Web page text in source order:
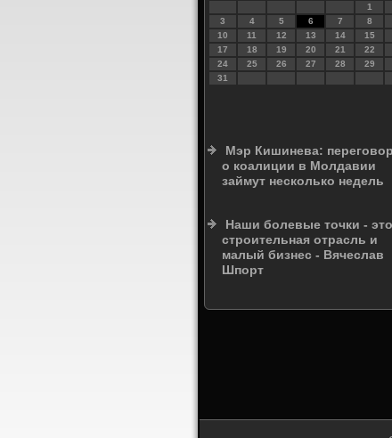
1
3
4 5 6 7 8
10
11 12 13 14 15
17
18 19 20 21 22
24
25 26 27 28 29
31
Мэр Кишинева:
о коалиции в Молдавии
займут несколько недель
Наши болевые точки - это
строительная отрасль и
малый бизнес - Вячеслав
Шпорт